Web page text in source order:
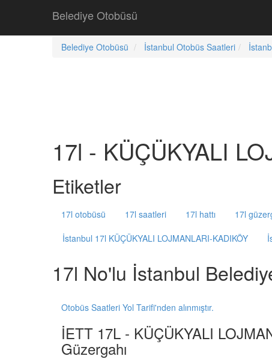
Belediye Otobüsü
Belediye Otobüsü İstanbul Otobüs Saatleri
17l - KÜÇÜKYALI
Etiketler
17l otobüsü 17l saatleri 17l hattı 17l
İstanbul 17l KÜÇÜKYALI LOJMANLARI-KADIKÖY
17l No'lu İstanbul
Otobüs Saatleri Yol Tarifi'nden alınmıştır.
İETT 17L - KÜÇÜKYALI
Güzergahı